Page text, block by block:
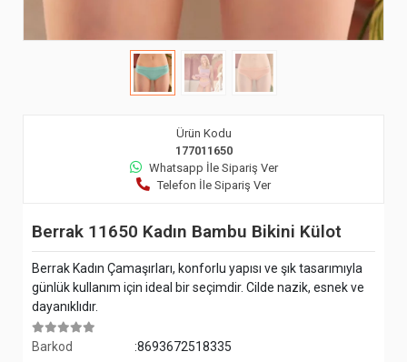
Ürün Kodu
177011650
Whatsapp İle Sipariş Ver
Telefon İle Sipariş Ver
Berrak 11650 Kadın Bambu Bikini Külot
Berrak Kadın Çamaşırları, konforlu yapısı ve şık tasarımıyla
günlük kullanım için ideal bir seçimdir. Cilde nazik, esnek ve
dayanıklıdır.
Barkod
:8693672518335